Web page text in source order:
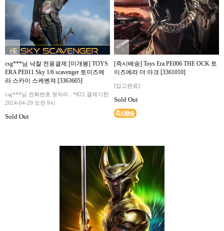
csg***님 낙찰 전용결제 [미개봉] TOYS
ERA PE011 Sky 1/6 scavenger 토이즈에
라 스카이 스케벤져 [3363605]
csg***님 전화번호 뒷자리 : *822 결제기한
2024-04-29 오전 9시
Sold Out
[즉시배송] Toys Era PE006 THE OCK 토
이즈에라 더 아크 [3361010]
[입고완료]
Sold Out